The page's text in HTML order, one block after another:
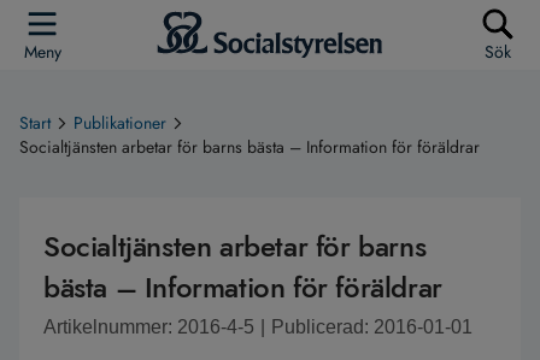
Meny Sök
Start
Publikationer
Socialtjänsten arbetar för barns bästa – Information för föräldrar
Socialtjänsten arbetar för barns
bästa – Information för föräldrar
Artikelnummer: 2016-4-5 Publicerad: 2016-01-01